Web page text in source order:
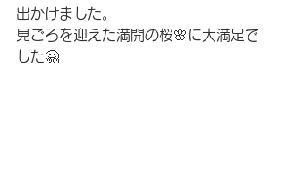
出かけました。
見ごろを迎えた満開の桜🌸に大満足で
した🤗